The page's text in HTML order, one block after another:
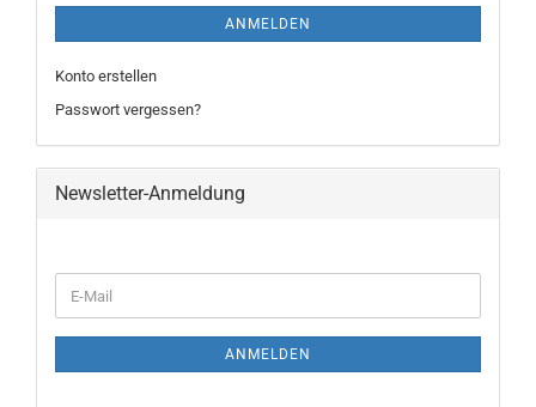
ANMELDEN
Konto erstellen
Passwort vergessen?
Newsletter-Anmeldung
ZUR
E-
Mail
ANMELDEN